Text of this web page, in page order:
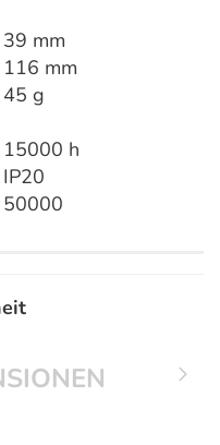
39 mm
116 mm
45 g
15000 h
IP20
50000